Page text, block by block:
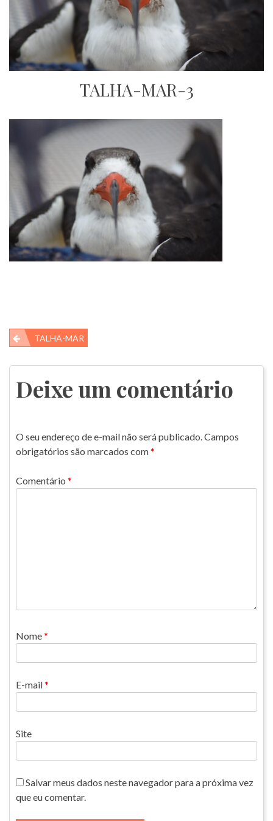
TALHA-MAR-3
Navegação
de
Post
TALHA-MAR
Deixe um comentário
O seu endereço de e-mail não será publicado.Campos
obrigatórios são marcados com*
Comentário *
Nome*
E-mail*
Site
Salvar meus dados neste navegador para a próxima vez
que eu comentar.